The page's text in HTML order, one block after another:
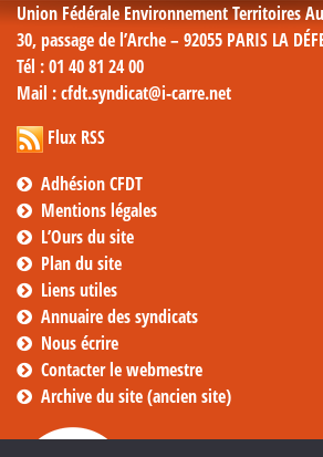
Union Fédérale Environnement Territoires
30, passage de l’Arche – 92055 PARIS LA
Tél : 01 40 81 24 00
Mail : cfdt.syndicat@i-carre.net
Flux RSS
Adhésion CFDT
Mentions légales
L’Ours du site
Plan du site
Liens utiles
Annuaire des syndicats
Nous écrire
Contacter le webmestre
Archive du site (ancien site)